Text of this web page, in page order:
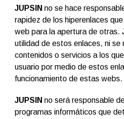
JUPSIN no se hace
rapidez de los hiperenlaces
web para la apertura de otras.
utilidad de estos enlaces, ni se
contenidos o servicios a los
usuario por medio de estos
funcionamiento de estas webs.
JUPSIN no será responsable
programas informáticos que